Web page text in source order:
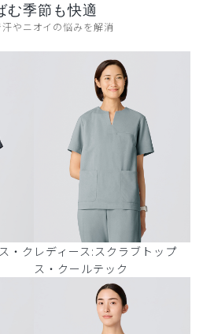
む季節も快適
やニオイの悩みを解消
・ク レディース:スクラブトップ
ス・クールテック